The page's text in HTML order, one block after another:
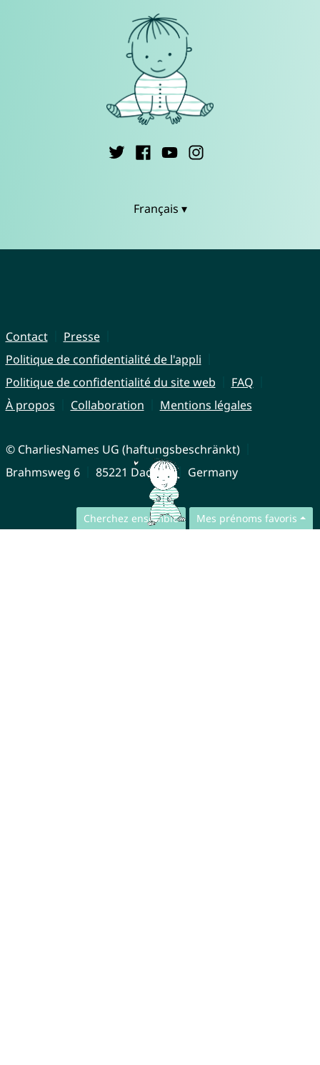
Cherchez ensemble Mes prénoms favoris
Français ▾
Contact
Presse
Politique de confidentialité de l'appli
Politique de confidentialité du site web
FAQ
À propos
Collaboration Mentions légales
© CharliesNames UG (haftungsbeschränkt)
Brahmsweg 6
85221 Dachau Germany